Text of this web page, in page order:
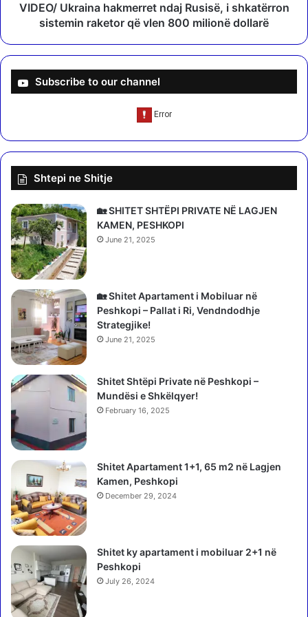
r
s
p
t
r
ë
,
W
i
z
z
A
r
a
n
u
l
o
n
f
l
t
r
i
m
n
T
i
r
a
k
r
e
d
a
j
R
u
s
i
ë
,
i
h
k
a
t
ë
r
n
s
i
t
e
m
i
n
VIDEO/ Ukraina hakmerret ndaj Rusisë, i shkatërron
sistemin raketor që vlen 800 milionë dollarë
Subscribe to our channel
Shtepi ne Shitje
🏡 SHITET SHTËPI PRIVATE NË LAGJEN
KAMEN, PESHKOPI
June 21, 2025
🏡 Shitet Apartament i Mobiluar në
Peshkopi – Pallat i Ri, Vendndodhje
Strategjike!
June 21, 2025
Shitet Shtëpi Private në Peshkopi –
Mundësi e Shkëlqyer!
February 16, 2025
Shitet Apartament 1+1, 65 m2 në Lagjen
Kamen, Peshkopi
December 29, 2024
Shitet ky apartament i mobiluar 2+1 në
Peshkopi
July 26, 2024